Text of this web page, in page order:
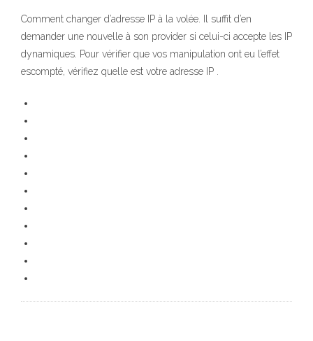
Comment changer d’adresse IP à la volée. Il suffit d’en
demander une nouvelle à son provider si celui-ci accepte les IP
dynamiques. Pour vérifier que vos manipulation ont eu l’effet
escompté, vérifiez quelle est votre adresse IP .